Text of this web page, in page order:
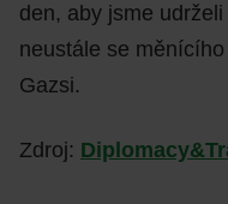
den, aby jsme
neustále se
Gazsi.
Zdroj: